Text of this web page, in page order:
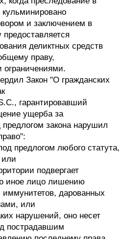
кульминировано
и заключением в
деликтных средств
праву,
Закон "О гражданских
гарантировавший
ущерба за
предлогом закона нарушил
предлогом любого статута,
или
подвергает
иное лицо лишению
дарованных
или
нарушений, оно несет
пострадавшим